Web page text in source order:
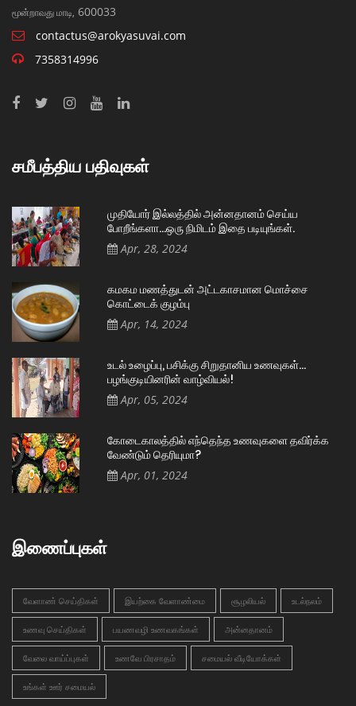
மூன்றாவது மாடி, 600033
contactus@arokyasuvai.com
7358314996
சமீபத்திய பதிவுகள்
முதியோர் இல்லத்தில் அன்னதானம் செய்ய
போறீங்களா…ஒரு நிமிடம் இதை படியுங்கள்.
Apr, 28, 2024
கமகம மணத்துடன் அட்டகாசமான மொச்சை
கொட்டைக் குழம்பு
Apr, 14, 2024
உடல் உழைப்பு, பசிக்கு சிறுதானிய உணவுகள்…
பழங்குடியினரின் வாழ்வியல்!
Apr, 05, 2024
கோடைகாலத்தில் எந்தெந்த உணவுகளை தவிர்க்க
வேண்டும் தெரியுமா?
Apr, 01, 2024
இணைப்புகள்
வேளாண் செய்திகள் இயற்கை வேளாண்மை சூழலியல் உடல்நலம்
உணவு செய்திகள் பயணவழி உணவகங்கள் அன்னதானம்
வேலை வாய்ப்புகள் உணவே பிரசாதம் சமையல் வீடியோக்கள்
உங்கள் ஊர் சமையல்